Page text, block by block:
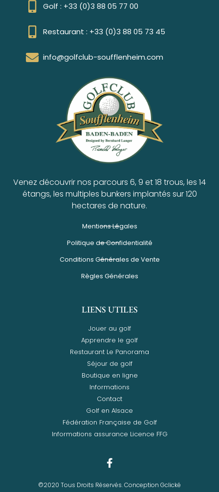
Golf : +33 (0)3 88 05 77 00
Restaurant : +33 (0)3 88 05 73 45
info@golfclub-soufflenheim.com
Venez découvrir nos parcours 6, 9 et 18 trous, les 14
étangs, les multiples bunkers implantés sur 120
hectares de nature.
Mentions Légales
Politique de Confidentialité
Conditions Générales de Vente
Règles Générales
LIENS UTILES
Jouer au golf
Apprendre le golf
Restaurant Le Panorama
Séjour de golf
Boutique en ligne
Informations
Contact
Golf en Alsace
Fédération Française de Golf
Informations assurance Licence FFG
©2020 Tous Droits Réservés. Conception Gclické